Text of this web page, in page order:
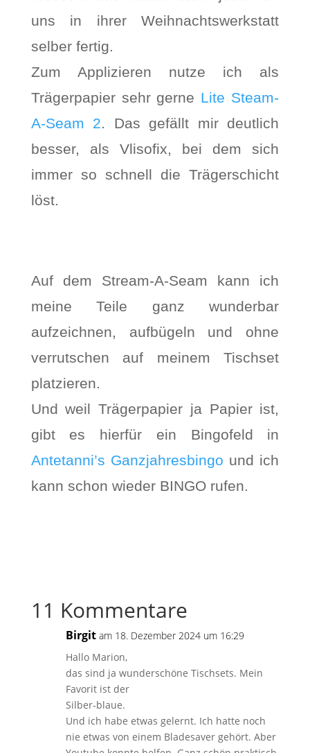
uns in ihrer Weihnachtswerkstatt
selber fertig.
Zum Applizieren nutze ich als
Trägerpapier sehr gerne Lite Steam-
A-Seam 2. Das gefällt mir deutlich
besser, als Vlisofix, bei dem sich
immer so schnell die Trägerschicht
löst.
Auf dem Stream-A-Seam kann ich
meine Teile ganz wunderbar
aufzeichnen, aufbügeln und ohne
verrutschen auf meinem Tischset
platzieren.
Und weil Trägerpapier ja Papier ist,
gibt es hierfür ein Bingofeld in
Antetanni’s Ganzjahresbingo und ich
kann schon wieder BINGO rufen.
11 Kommentare
Birgit am 18. Dezember 2024 um 16:29
Hallo Marion,
das sind ja wunderschöne Tischsets. Mein
Favorit ist der
Silber-blaue.
Und ich habe etwas gelernt. Ich hatte noch
nie etwas von einem Bladesaver gehört. Aber